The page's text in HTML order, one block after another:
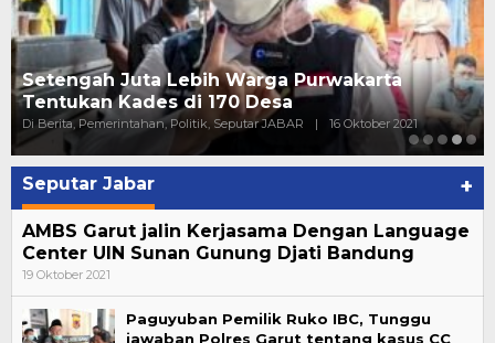
Setengah Juta Lebih Warga Purwakarta
Tentukan Kades di 170 Desa
Di Berita, Pemerintahan, Politik, Seputar JABAR | 16 Oktober 2021
Seputar Jabar +
AMBS Garut jalin Kerjasama Dengan Language
Center UIN Sunan Gunung Djati Bandung
19 Oktober 2021
Paguyuban Pemilik Ruko IBC, Tunggu
jawaban Polres Garut tentang kasus CC